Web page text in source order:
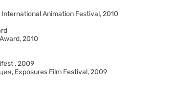
Animation Festival, 2010
2010
, 2009
Exposures Film Festival, 2009